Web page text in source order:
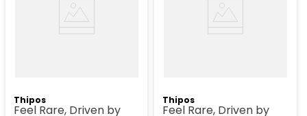
Thipos
Feel Rare, Driven by
Thipos
Feel Rare, Driven by